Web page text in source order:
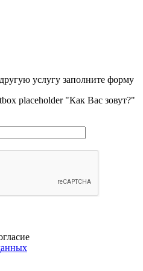
услугу заполните форму
placeholder "Как Вас зовут?"